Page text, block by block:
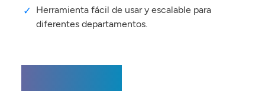
Herramienta fácil de usar y escalable para
diferentes departamentos.